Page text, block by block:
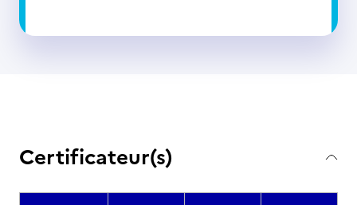
Certificateur(s)